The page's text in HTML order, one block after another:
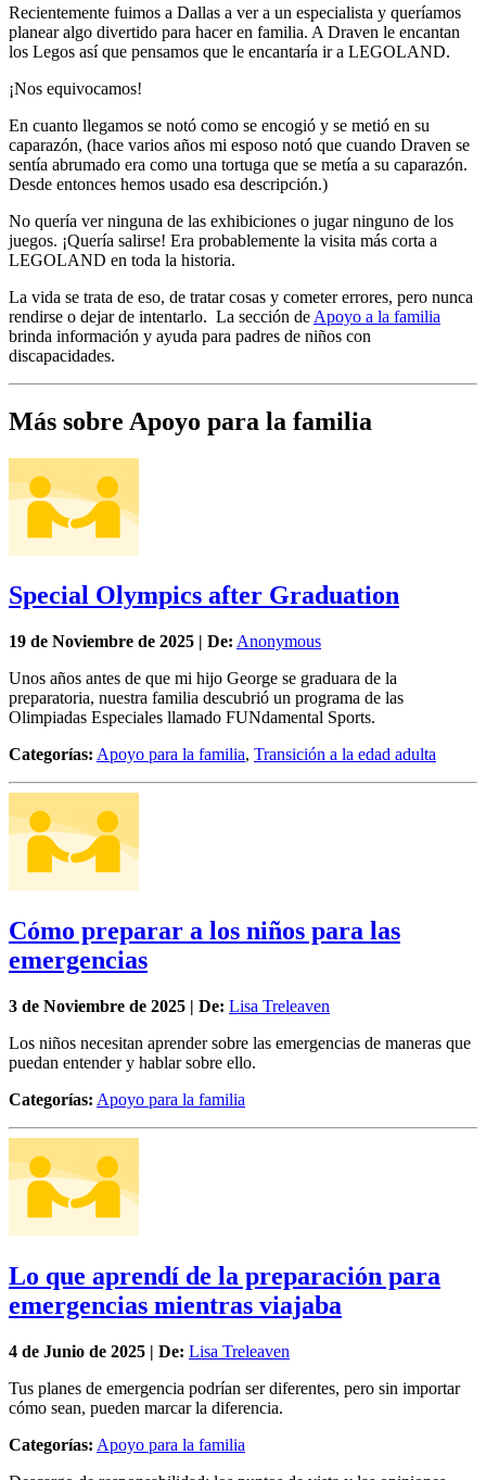
Recientemente fuimos a Dallas a ver a un especialista y queríamos
planear algo divertido para hacer en familia. A Draven le encantan
los Legos así que pensamos que le encantaría ir a LEGOLAND.
¡Nos equivocamos!
En cuanto llegamos se notó como se encogió y se metió en su
caparazón, (hace varios años mi esposo notó que cuando Draven se
sentía abrumado era como una tortuga que se metía a su caparazón.
Desde entonces hemos usado esa descripción.)
No quería ver ninguna de las exhibiciones o jugar ninguno de los
juegos. ¡Quería salirse! Era probablemente la visita más corta a
LEGOLAND en toda la historia.
La vida se trata de eso, de tratar cosas y cometer errores, pero nunca
rendirse o dejar de intentarlo. La sección de Apoyo a la familia
brinda información y ayuda para padres de niños con
discapacidades.
Más sobre Apoyo para la familia
Special Olympics after Graduation
19 de Noviembre de 2025 | De: Anonymous
Unos años antes de que mi hijo George se graduara de la
preparatoria, nuestra familia descubrió un programa de las
Olimpiadas Especiales llamado FUNdamental Sports.
Categorías: Apoyo para la familia, Transición a la edad adulta
Cómo preparar a los niños para las
emergencias
3 de Noviembre de 2025 | De: Lisa Treleaven
Los niños necesitan aprender sobre las emergencias de maneras que
puedan entender y hablar sobre ello.
Categorías: Apoyo para la familia
Lo que aprendí de la preparación para
emergencias mientras viajaba
4 de Junio de 2025 | De: Lisa Treleaven
Tus planes de emergencia podrían ser diferentes, pero sin importar
cómo sean, pueden marcar la diferencia.
Categorías: Apoyo para la familia